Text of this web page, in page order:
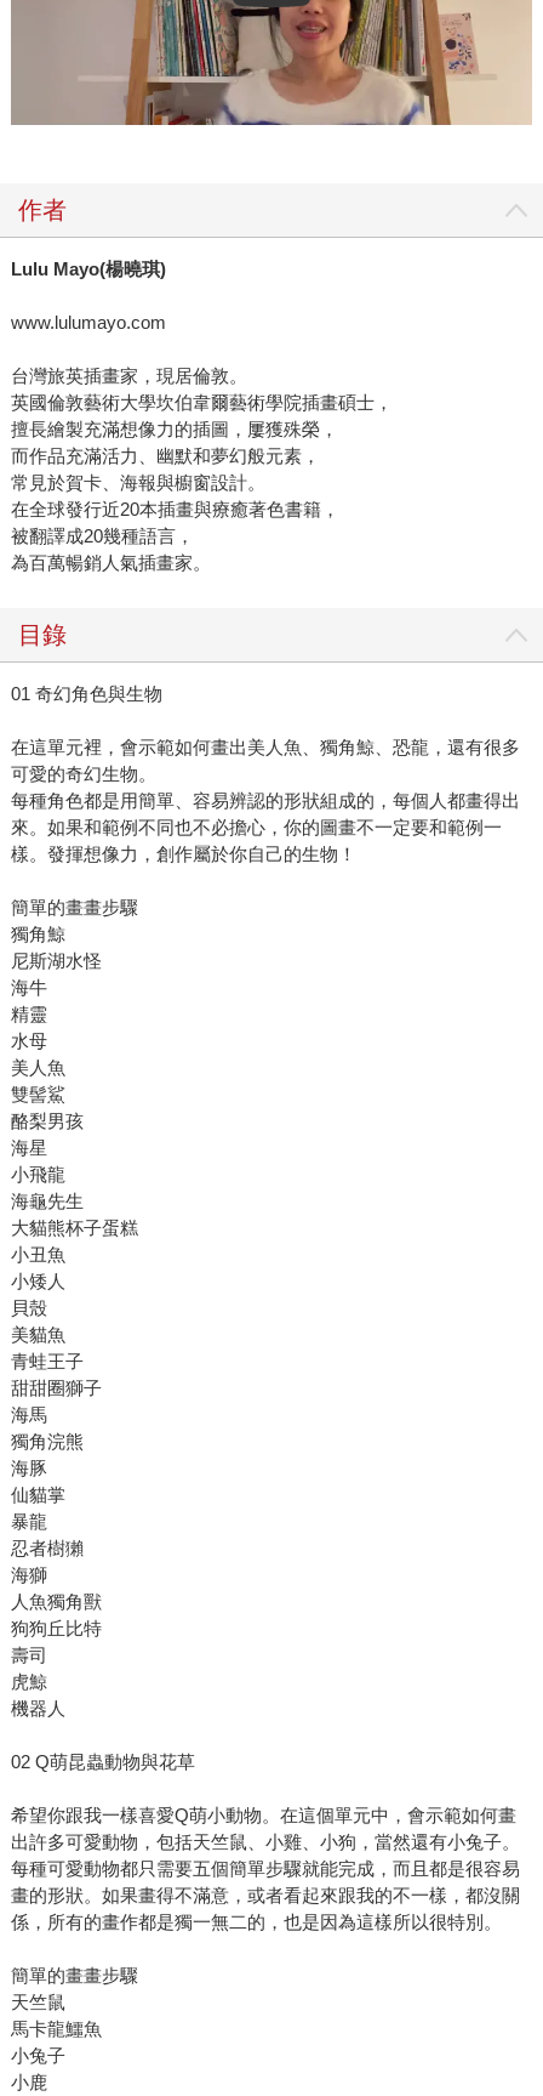
作者
Lulu Mayo(楊曉琪)
www.lulumayo.com
台灣旅英插畫家，現居倫敦。
英國倫敦藝術大學坎伯韋爾藝術學院插畫碩士，
擅長繪製充滿想像力的插圖，屢獲殊榮，
而作品充滿活力、幽默和夢幻般元素，
常見於賀卡、海報與櫥窗設計。
在全球發行近20本插畫與療癒著色書籍，
被翻譯成20幾種語言，
為百萬暢銷人氣插畫家。
目錄
01 奇幻角色與生物
在這單元裡，會示範如何畫出美人魚、獨角鯨、恐龍，還有很多
可愛的奇幻生物。
每種角色都是用簡單、容易辨認的形狀組成的，每個人都畫得出
來。如果和範例不同也不必擔心，你的圖畫不一定要和範例一
樣。發揮想像力，創作屬於你自己的生物！
簡單的畫畫步驟
獨角鯨
尼斯湖水怪
海牛
精靈
水母
美人魚
雙髻鯊
酪梨男孩
海星
小飛龍
海龜先生
大貓熊杯子蛋糕
小丑魚
小矮人
貝殼
美貓魚
青蛙王子
甜甜圈獅子
海馬
獨角浣熊
海豚
仙貓掌
暴龍
忍者樹獺
海獅
人魚獨角獸
狗狗丘比特
壽司
虎鯨
機器人
02 Q萌昆蟲動物與花草
希望你跟我一樣喜愛Q萌小動物。在這個單元中，會示範如何畫
出許多可愛動物，包括天竺鼠、小雞、小狗，當然還有小兔子。
每種可愛動物都只需要五個簡單步驟就能完成，而且都是很容易
畫的形狀。如果畫得不滿意，或者看起來跟我的不一樣，都沒關
係，所有的畫作都是獨一無二的，也是因為這樣所以很特別。
簡單的畫畫步驟
天竺鼠
馬卡龍鱷魚
小兔子
小鹿